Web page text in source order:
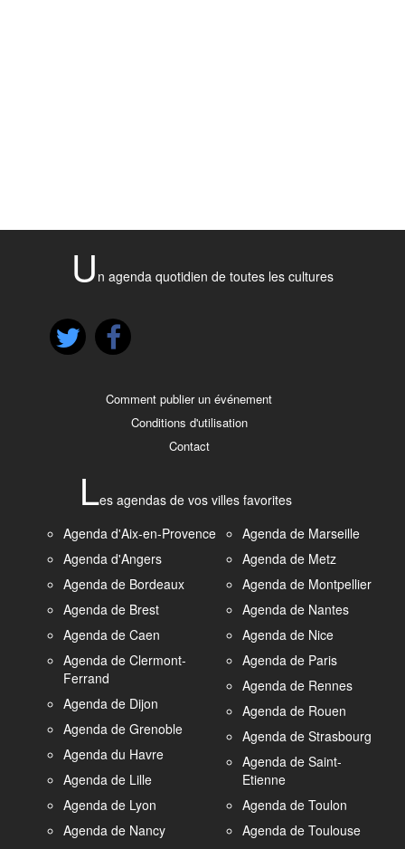
U n agenda quotidien de toutes les cultures
Comment publier un événement
Conditions d'utilisation
Contact
Les agendas de vos villes favorites
Agenda d'Aix-en-Provence
Agenda d'Angers
Agenda de Bordeaux
Agenda de Brest
Agenda de Caen
Agenda de Clermont-
Ferrand
Agenda de Dijon
Agenda de Grenoble
Agenda du Havre
Agenda de Lille
Agenda de Lyon
Agenda de Nancy
Agenda de Marseille
Agenda de Metz
Agenda de Montpellier
Agenda de Nantes
Agenda de Nice
Agenda de Paris
Agenda de Rennes
Agenda de Rouen
Agenda de Strasbourg
Agenda de Saint-
Etienne
Agenda de Toulon
Agenda de Toulouse